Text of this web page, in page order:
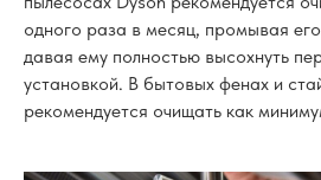
одного раза в месяц, промывая
давая ему полностью высохнуть
установкой. В бытовых фенах и
рекомендуется очищать как